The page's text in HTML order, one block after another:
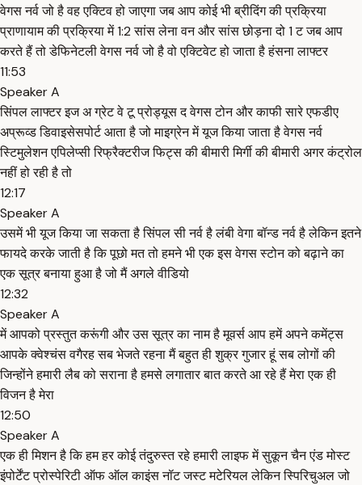
वेगस नर्व जो है वह एक्टिव हो जाएगा जब आप कोई भी ब्रीदिंग की प्रक्रिया
प्राणायाम की प्रक्रिया में 1:2 सांस लेना वन और सांस छोड़ना दो 1 ट जब आप
करते हैं तो डेफिनेटली वेगस नर्व जो है वो एक्टिवेट हो जाता है हंसना लाफ्टर
11:53
Speaker A
सिंपल लाफ्टर इज अ ग्रेट वे टू प्रोड्यूस द वेगस टोन और काफी सारे एफडीए
अप्रूव्ड डिवाइसेसपोर्ट आता है जो माइग्रेन में यूज किया जाता है वेगस नर्व
स्टिमुलेशन एपिलेप्सी रिफ्रैक्टरीज फिट्स की बीमारी मिर्गी की बीमारी अगर कंट्रोल
नहीं हो रही है तो
12:17
Speaker A
उसमें भी यूज किया जा सकता है सिंपल सी नर्व है लंबी वेगा बॉन्ड नर्व है लेकिन इतने
फायदे करके जाती है कि पूछो मत तो हमने भी एक इस वेगस स्टोन को बढ़ाने का
एक सूत्र बनाया हुआ है जो मैं अगले वीडियो
12:32
Speaker A
में आपको प्रस्तुत करूंगी और उस सूत्र का नाम है मूवर्स आप हमें अपने कमेंट्स
आपके क्वेश्चंस वगैरह सब भेजते रहना मैं बहुत ही शुक्र गुजार हूं सब लोगों की
जिन्होंने हमारी लैब को सराना है हमसे लगातार बात करते आ रहे हैं मेरा एक ही
विजन है मेरा
12:50
Speaker A
एक ही मिशन है कि हम हर कोई तंदुरुस्त रहे हमारी लाइफ में सुकून चैन एंड मोस्ट
इंपोर्टेंट प्रोस्पेरिटी ऑफ ऑल काइंस नॉट जस्ट मटेरियल लेकिन स्पिरिचुअल जो